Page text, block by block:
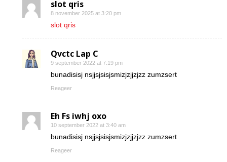
slot qris
8 november 2025 at 3:20 pm
slot qris
Qvctc Lap C
9 september 2022 at 7:19 pm
bunadisisj nsjjsjsisjsmizjzjjzjzz zumzsert
Reageer
Eh Fs iwhj oxo
10 september 2022 at 3:40 am
bunadisisj nsjjsjsisjsmizjzjjzjzz zumzsert
Reageer